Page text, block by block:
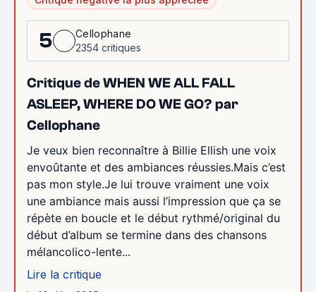
5
Cellophane
2354 critiques
Critique de WHEN WE ALL FALL
ASLEEP, WHERE DO WE GO? par
Cellophane
Je veux bien reconnaître à Billie Ellish une voix
envoûtante et des ambiances réussies.Mais c’est
pas mon style.Je lui trouve vraiment une voix
une ambiance mais aussi l’impression que ça se
répète en boucle et le début rythmé/original du
début d’album se termine dans des chansons
mélancolico-lente...
Lire la critique